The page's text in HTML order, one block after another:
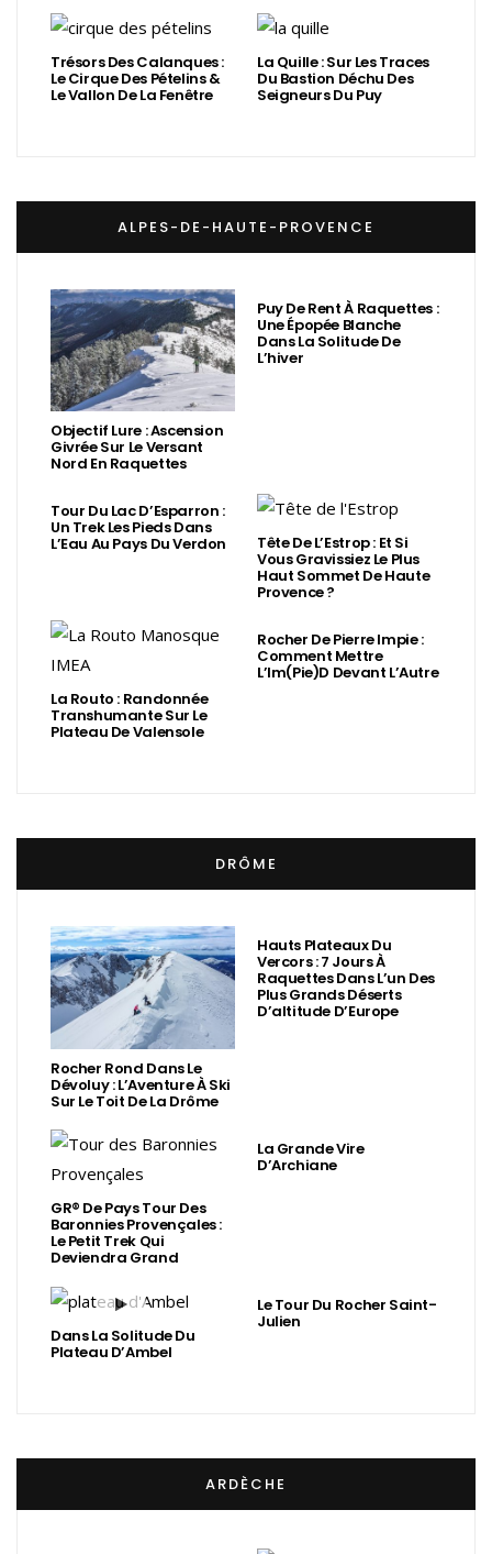
Trésors Des Calanques :
Le Cirque Des Pételins &
Le Vallon De La Fenêtre
La Quille : Sur Les Traces
Du Bastion Déchu Des
Seigneurs Du Puy
ALPES-DE-HAUTE-PROVENCE
Objectif Lure : Ascension
Givrée Sur Le Versant
Nord En Raquettes
Puy De Rent À Raquettes :
Une Épopée Blanche
Dans La Solitude De
L’hiver
Tour Du Lac D’Esparron :
Un Trek Les Pieds Dans
L’Eau Au Pays Du Verdon Tête De L’Estrop : Et Si
Vous Gravissiez Le Plus
Haut Sommet De Haute
Provence ?
La Routo : Randonnée
Transhumante Sur Le
Plateau De Valensole
Rocher De Pierre Impie :
Comment Mettre
L’Im(Pie)d Devant L’Autre
DRÔME
Rocher Rond Dans Le
Dévoluy : L’Aventure À Ski
Sur Le Toit De La Drôme
Hauts Plateaux Du
Vercors : 7 Jours À
Raquettes Dans L’un Des
Plus Grands Déserts
D’altitude D’Europe
GR® De Pays Tour Des
Baronnies Provençales :
Le Petit Trek Qui
Deviendra Grand
La Grande Vire
D’Archiane
Dans La Solitude Du
Plateau D’Ambel
Le Tour Du Rocher Saint-
Julien
ARDÈCHE